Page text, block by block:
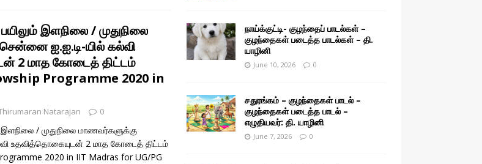
இளநிலை / முதுநிலை
ஐ.ஐ.டி-யில் கல்வி
2 மாத கோடைத் திட்டம்
Programme 2020 in
Natarajan 0
இளநிலை / முதுநிலை மாணவர்களுக்கு
உதவித்தொகையுடன் 2 மாத கோடைத் திட்டம்
2020 in IIT Madras for UG/PG
நாய்க்குட்டி- குழந்தைப் பாடல்கள் –
குழந்தைகள் படைத்த பாடல்கள் – தி.
யாழினி
June 10, 2026 0
சதுரங்கம் – குழந்தைகள் பாடல் –
குழந்தைகள் படைத்த பாடல் –
எழுதியவர்: தி. யாழினி
June 7, 2026 0